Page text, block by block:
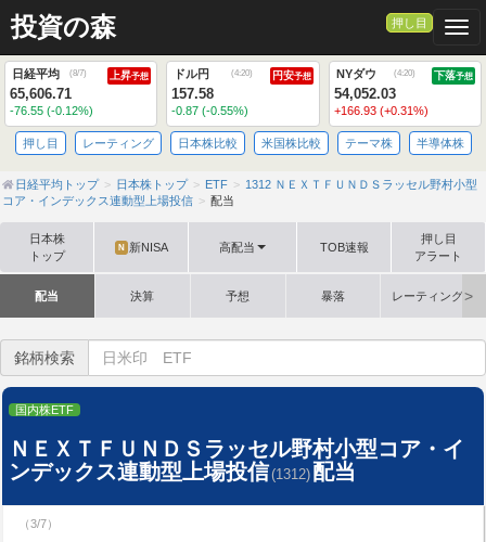
投資の森 押し目
日経平均 (8/7) 上昇予想
65,606.71
-76.55 (-0.12%)
ドル円 (4:20) 円安予想
157.58
-0.87 (-0.55%)
NYダウ (4:20) 下落予想
54,052.03
+166.93 (+0.31%)
押し目 レーティング 日本株比較 米国株比較 テーマ株 半導体株
日経平均トップ 日本株トップ ETF
1312 ＮＥＸＴＦＵＮＤＳラッセル野村小型
コア・インデックス連動型上場投信
配当
日本株
トップ
N 新NISA 高配当 TOB速報
押し目
アラート
配当 決算 予想 暴落 レーティング格
銘柄検索
国内株ETF
ＮＥＸＴＦＵＮＤＳラッセル野村小型コア・イ
ンデックス連動型上場投信(1312) 配当
（3/7）